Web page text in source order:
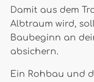
Damit aus dem
Albtraum wird,
Baubeginn an
absichern.
Ein Rohbau und